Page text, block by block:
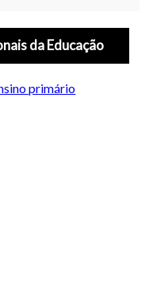
da Educação
primário